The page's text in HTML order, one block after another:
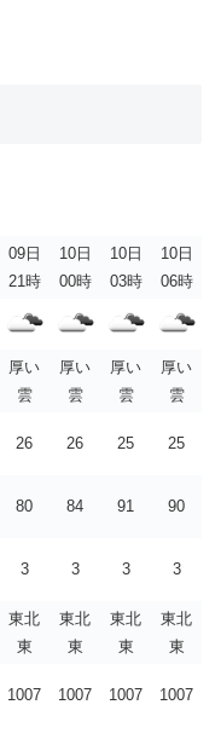
09日
21時
10日
00時
10日
03時
10日
06時
厚い
雲
厚い
雲
厚い
雲
厚い
雲
26 26 25 25
80 84 91 90
3 3 3 3
東北
東
東北
東
東北
東
東北
東
1007 1007 1007 1007